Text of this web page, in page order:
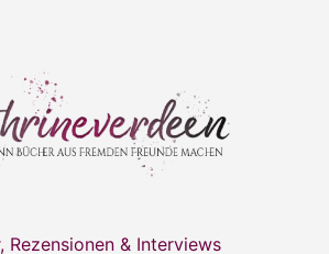
Rezensionen & Interviews